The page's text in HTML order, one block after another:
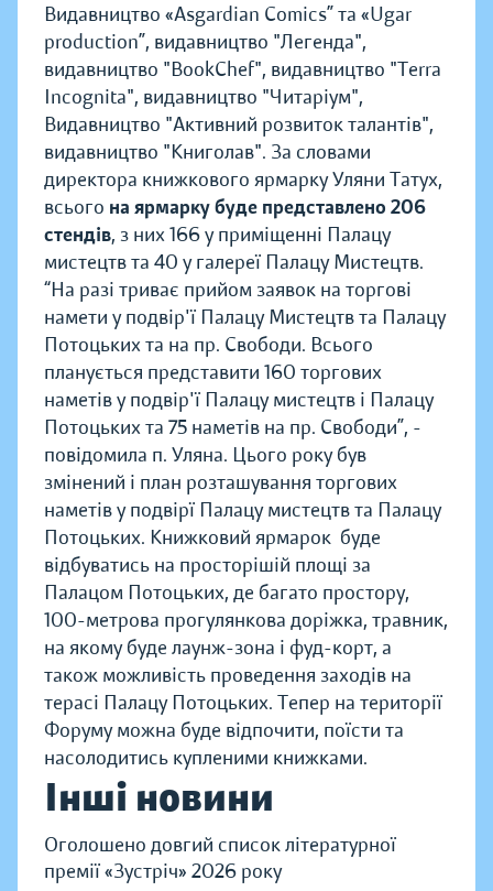
Видавництво «Asgardian Comics” та «Ugar
production”, видавництво "Легенда",
видавництво "BookChef", видавництво "Terra
Incognita", видавництво "Читаріум",
Видавництво "Активний розвиток талантів",
видавництво "Книголав". За словами
директора книжкового ярмарку Уляни Татух,
всього на ярмарку буде представлено 206
стендів, з них 166 у приміщенні Палацу
мистецтв та 40 у галереї Палацу Мистецтв.
“На разі триває прийом заявок на торгові
намети у подвір'ї Палацу Мистецтв та Палацу
Потоцьких та на пр. Свободи. Всього
планується представити 160 торгових
наметів у подвір'ї Палацу мистецтв і Палацу
Потоцьких та 75 наметів на пр. Свободи”, -
повідомила п. Уляна. Цього року був
змінений і план розташування торгових
наметів у подвірї Палацу мистецтв та Палацу
Потоцьких. Книжковий ярмарок буде
відбуватись на просторішій площі за
Палацом Потоцьких, де багато простору,
100-метрова прогулянкова доріжка, травник,
на якому буде лаунж-зона і фуд-корт, а
також можливість проведення заходів на
терасі Палацу Потоцьких. Тепер на території
Форуму можна буде відпочити, поїсти та
насолодитись купленими книжками.
Інші новини
Оголошено довгий список літературної
премії «Зустріч» 2026 року